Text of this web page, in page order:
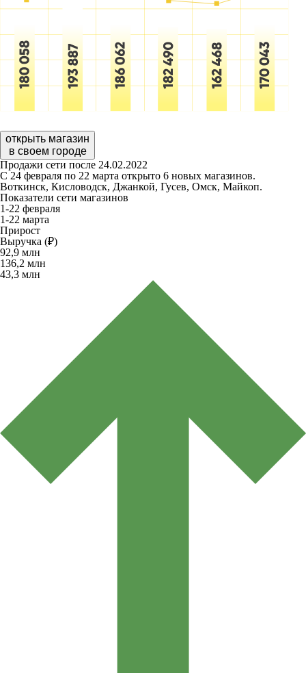
открыть магазин
в своем городе
Продажи сети после 24.02.2022
С 24 февраля по 22 марта открыто 6 новых магазинов.
Воткинск, Кисловодск, Джанкой, Гусев, Омск, Майкоп.
Показатели сети магазинов
1-22 февраля
1-22 марта
Прирост
Выручка (₽)
92,9 млн
136,2 млн
43,3 млн